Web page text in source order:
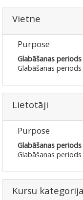
Vietne
Purpose
Glabāšanas periods
Glabāšanas
Lietotāji
Purpose
Glabāšanas periods
Glabāšanas
Kursu